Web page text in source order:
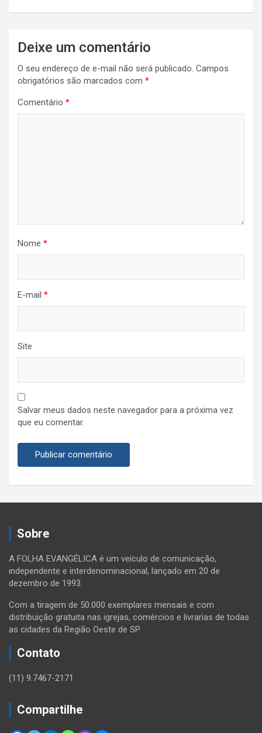
Navegação
de
Post
Deixe um comentário
O seu endereço de e-mail não será publicado. Campos
obrigatórios são marcados com *
Comentário *
Nome *
E-mail *
Site
Salvar meus dados neste navegador para a próxima vez
que eu comentar.
Sobre
A FOLHA EVANGÉLICA é um veículo de comunicação,
independente e interdenominacional, lançado em 20 de
dezembro de 1993.
Com a tiragem de 50.000 exemplares mensais e com
distribuição gratuita nas igrejas, comércios e livrarias de todas
as cidades da Região Oeste de SP.
Contato
(11) 9.7467-2171
Compartilhe